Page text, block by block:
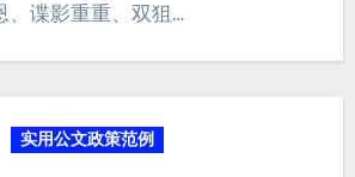
、谍影重重、双狙…
实用公文政策范例